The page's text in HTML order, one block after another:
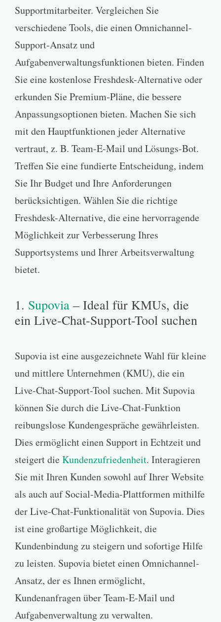
Supportmitarbeiter. Vergleichen Sie
verschiedene Tools, die einen Omnichannel-
Support-Ansatz und
Aufgabenverwaltungsfunktionen bieten. Finden
Sie eine kostenlose Freshdesk-Alternative oder
erkunden Sie Premium-Pläne, die bessere
Anpassungsoptionen bieten. Machen Sie sich
mit den Hauptfunktionen jeder Alternative
vertraut, z. B. Team-E-Mail und Lösungs-Bot.
Treffen Sie eine fundierte Entscheidung, indem
Sie Ihr Budget und Ihre Anforderungen
berücksichtigen. Wählen Sie die richtige
Freshdesk-Alternative, die eine hervorragende
Möglichkeit zur Verbesserung Ihres
Supportsystems und Ihrer Arbeitsverwaltung
bietet.
1. Supovia – Ideal für KMUs, die
ein Live-Chat-Support-Tool suchen
Supovia ist eine ausgezeichnete Wahl für kleine
und mittlere Unternehmen (KMU), die ein
Live-Chat-Support-Tool suchen. Mit Supovia
können Sie durch die Live-Chat-Funktion
reibungslose Kundengespräche gewährleisten.
Dies ermöglicht einen Support in Echtzeit und
steigert dieKundenzufriedenheit. Interagieren
Sie mit Ihren Kunden sowohl auf Ihrer Website
als auch auf Social-Media-Plattformen mithilfe
der Live-Chat-Funktionalität von Supovia. Dies
ist eine großartige Möglichkeit, die
Kundenbindung zu steigern und sofortige Hilfe
zu leisten. Supovia bietet einen Omnichannel-
Ansatz, der es Ihnen ermöglicht,
Kundenanfragen über Team-E-Mail und
Aufgabenverwaltung zu verwalten.